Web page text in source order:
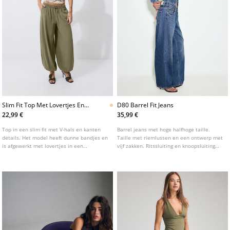
Slim Fit Top Met Lovertjes En
Dierenprint
22,99 €
Top in een slim fit met V-hals en kanten
details. Het model heeft dunne bandjes en
is afgewerkt met lovertjes in een
D80 Barrel Fit Jeans
35,99 €
Barrel jeans met hoge halfhoge taille.
Taille met riemlussen en een ontwerp met
vijf zakken. Ritssluiting en knoopsluiting